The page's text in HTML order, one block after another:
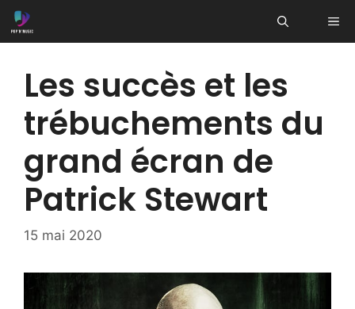
Aller
au
Les succès et les
trébuchements du
grand écran de
Patrick Stewart
15 mai 2020